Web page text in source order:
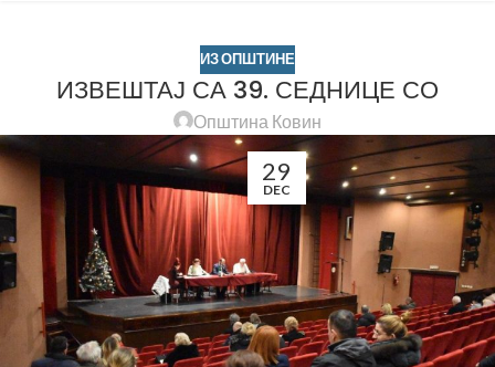
ИЗ ОПШТИНЕ
ИЗВЕШТАЈ СА 39. СЕДНИЦЕ СО
Општина Ковин
29
DEC